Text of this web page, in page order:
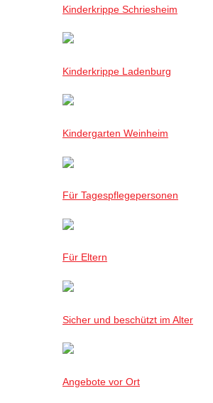
Kinderkrippe Schriesheim
Kinderkrippe Ladenburg
Kindergarten Weinheim
Für Tagespflegepersonen
Für Eltern
Sicher und beschützt im Alter
Angebote vor Ort